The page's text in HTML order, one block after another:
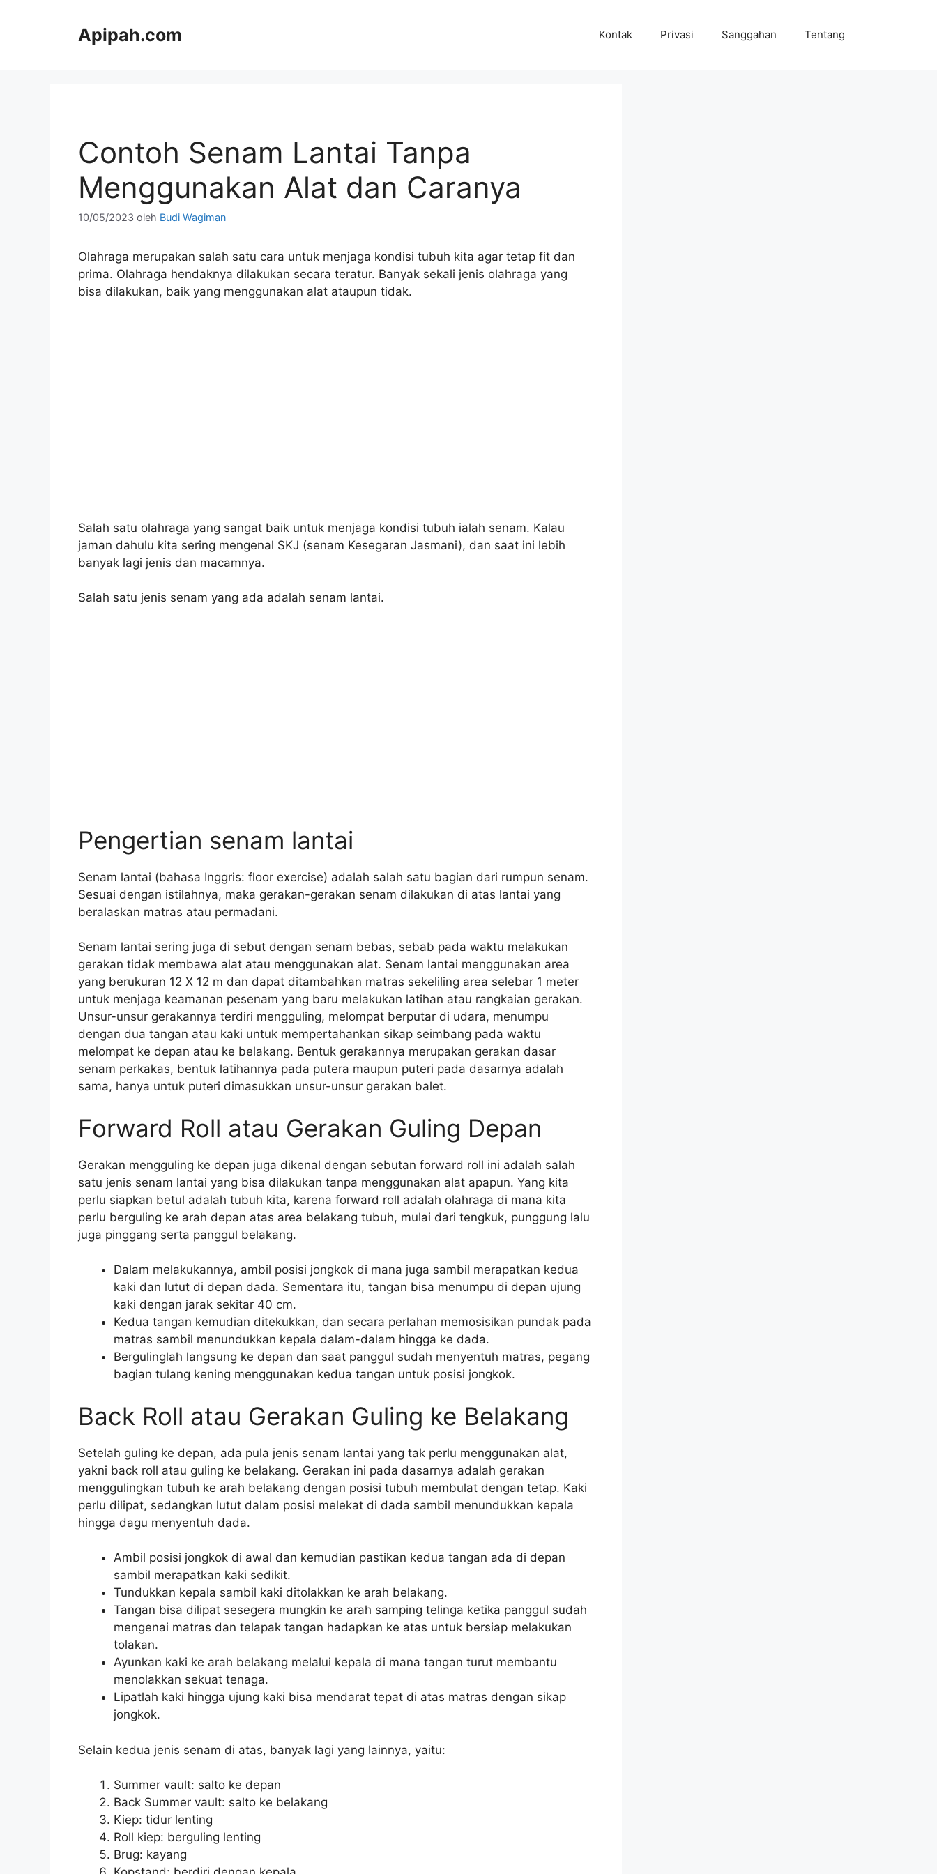
Apipah.com Kontak Privasi Sanggahan Tentang
Contoh Senam Lantai Tanpa
Menggunakan Alat dan Caranya
10/05/2023 oleh Budi Wagiman
Olahraga merupakan salah satu cara untuk menjaga kondisi tubuh kita agar tetap fit dan
prima. Olahraga hendaknya dilakukan secara teratur. Banyak sekali jenis olahraga yang
bisa dilakukan, baik yang menggunakan alat ataupun tidak.
Salah satu olahraga yang sangat baik untuk menjaga kondisi tubuh ialah senam. Kalau
jaman dahulu kita sering mengenal SKJ (senam Kesegaran Jasmani), dan saat ini lebih
banyak lagi jenis dan macamnya.
Salah satu jenis senam yang ada adalah senam lantai.
Pengertian senam lantai
Senam lantai (bahasa Inggris: floor exercise) adalah salah satu bagian dari rumpun senam.
Sesuai dengan istilahnya, maka gerakan-gerakan senam dilakukan di atas lantai yang
beralaskan matras atau permadani.
Senam lantai sering juga di sebut dengan senam bebas, sebab pada waktu melakukan
gerakan tidak membawa alat atau menggunakan alat. Senam lantai menggunakan area
yang berukuran 12 X 12 m dan dapat ditambahkan matras sekeliling area selebar 1 meter
untuk menjaga keamanan pesenam yang baru melakukan latihan atau rangkaian gerakan.
Unsur-unsur gerakannya terdiri mengguling, melompat berputar di udara, menumpu
dengan dua tangan atau kaki untuk mempertahankan sikap seimbang pada waktu
melompat ke depan atau ke belakang. Bentuk gerakannya merupakan gerakan dasar
senam perkakas, bentuk latihannya pada putera maupun puteri pada dasarnya adalah
sama, hanya untuk puteri dimasukkan unsur-unsur gerakan balet.
Forward Roll atau Gerakan Guling Depan
Gerakan mengguling ke depan juga dikenal dengan sebutan forward roll ini adalah salah
satu jenis senam lantai yang bisa dilakukan tanpa menggunakan alat apapun. Yang kita
perlu siapkan betul adalah tubuh kita, karena forward roll adalah olahraga di mana kita
perlu berguling ke arah depan atas area belakang tubuh, mulai dari tengkuk, punggung lalu
juga pinggang serta panggul belakang.
Dalam melakukannya, ambil posisi jongkok di mana juga sambil merapatkan kedua
kaki dan lutut di depan dada. Sementara itu, tangan bisa menumpu di depan ujung
kaki dengan jarak sekitar 40 cm.
Kedua tangan kemudian ditekukkan, dan secara perlahan memosisikan pundak pada
matras sambil menundukkan kepala dalam-dalam hingga ke dada.
Bergulinglah langsung ke depan dan saat panggul sudah menyentuh matras, pegang
bagian tulang kening menggunakan kedua tangan untuk posisi jongkok.
Back Roll atau Gerakan Guling ke Belakang
Setelah guling ke depan, ada pula jenis senam lantai yang tak perlu menggunakan alat,
yakni back roll atau guling ke belakang. Gerakan ini pada dasarnya adalah gerakan
menggulingkan tubuh ke arah belakang dengan posisi tubuh membulat dengan tetap. Kaki
perlu dilipat, sedangkan lutut dalam posisi melekat di dada sambil menundukkan kepala
hingga dagu menyentuh dada.
Ambil posisi jongkok di awal dan kemudian pastikan kedua tangan ada di depan
sambil merapatkan kaki sedikit.
Tundukkan kepala sambil kaki ditolakkan ke arah belakang.
Tangan bisa dilipat sesegera mungkin ke arah samping telinga ketika panggul sudah
mengenai matras dan telapak tangan hadapkan ke atas untuk bersiap melakukan
tolakan.
Ayunkan kaki ke arah belakang melalui kepala di mana tangan turut membantu
menolakkan sekuat tenaga.
Lipatlah kaki hingga ujung kaki bisa mendarat tepat di atas matras dengan sikap
jongkok.
Selain kedua jenis senam di atas, banyak lagi yang lainnya, yaitu:
Summer vault: salto ke depan
Back Summer vault: salto ke belakang
Kiep: tidur lenting
Roll kiep: berguling lenting
Brug: kayang